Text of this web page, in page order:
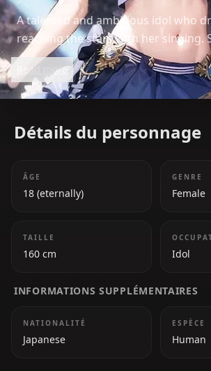
A talented and ambitious idol who
reaching the stars with her singing.
for her determination, charm, and a
games and Tetris. Her journey from
independent streamer to a major
Read more
Détails du personnage
ÂGE
18 (eternally)
GENRE
Female
TAILLE
160 cm Idol
INFORMATIONS SUPPLÉMENTAIRES
NATIONALITÉ
Japanese
ESPÈCE
Human